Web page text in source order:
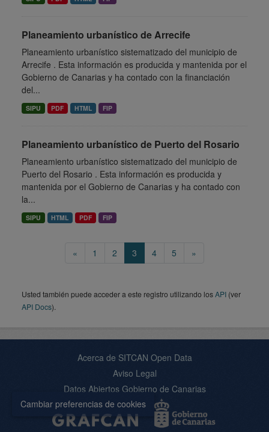
Cambiar preferencias de cookies
Planeamiento urbanístico de Arrecife
Planeamiento urbanístico sistematizado del municipio de
Arrecife . Esta información es producida y mantenida por el
Gobierno de Canarias y ha contado con la financiación
del...
SIPU PDF HTML FIP
Planeamiento urbanístico de Puerto del Rosario
Planeamiento urbanístico sistematizado del municipio de
Puerto del Rosario . Esta información es producida y
mantenida por el Gobierno de Canarias y ha contado con
la...
SIPU HTML PDF FIP
« 1 2 3 4 5 »
Usted también puede acceder a este registro utilizando losAPI (ver
API Docs).
Acerca de SITCAN Open Data
Aviso Legal
Datos Abiertos Gobierno de Canarias